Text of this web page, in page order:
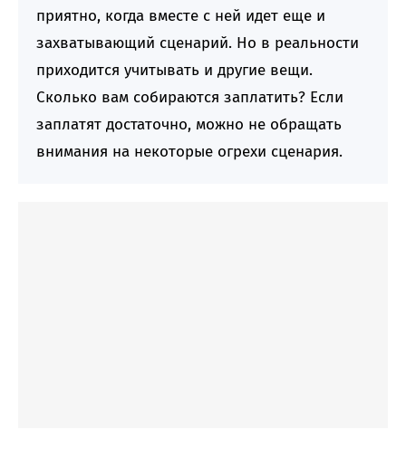
приятно, когда вместе с ней идет еще и
захватывающий сценарий. Но в реальности
приходится учитывать и другие вещи.
Сколько вам собираются заплатить? Если
заплатят достаточно, можно не обращать
внимания на некоторые огрехи сценария.